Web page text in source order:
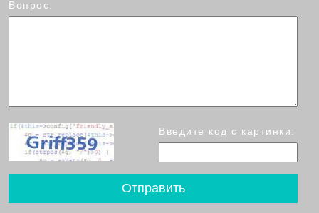
Вопрос:
Введите код с картинки: